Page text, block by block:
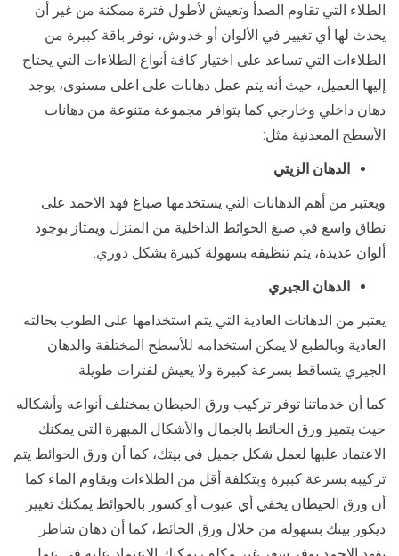
الطلاء التي تقاوم الصدأ وتعيش لأطول فترة ممكنة من غير أن
يحدث لها أي تغيير في الألوان أو خدوش، نوفر باقة كبيرة من
الطلاءات التي تساعد على اختيار كافة أنواع الطلاءات التي يحتاج
إليها العميل، حيث أنه يتم عمل دهانات على اعلى مستوى، يوجد
دهان داخلي وخارجي كما يتوافر مجموعة متنوعة من دهانات
الأسطح المعدنية مثل:
الدهان الزيتي
ويعتبر من أهم الدهانات التي يستخدمها صباغ فهد الاحمد على
نطاق واسع في صبغ الحوائط الداخلية من المنزل ويمتاز بوجود
ألوان عديدة، يتم تنظيفه بسهولة كبيرة بشكل دوري.
الدهان الجيري
يعتبر من الدهانات العادية التي يتم استخدامها على الطوب بحالته
العادية وبالطبع لا يمكن استخدامه للأسطح المختلفة والدهان
الجيري يتساقط بسرعة كبيرة ولا يعيش لفترات طويلة.
كما أن خدماتنا توفر تركيب ورق الحيطان بمختلف أنواعه وأشكاله
حيث يتميز ورق الحائط بالجمال والأشكال المبهرة التي يمكنك
الاعتماد عليها لعمل شكل جميل في بيتك، كما أن ورق الحوائط يتم
تركيبه بسرعة كبيرة وبتكلفة أقل من الطلاءات ويقاوم الماء كما
أن ورق الحيطان يخفي أي عيوب أو كسور بالحوائط يمكنك تغيير
ديكور بيتك بسهولة من خلال ورق الحائط، كما أن دهان شاطر